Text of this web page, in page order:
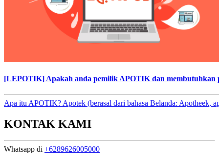
[LEPOTIK] Apakah anda pemilik APOTIK dan membutuhkan
Apa itu APOTIK? Apotek (berasal dari bahasa Belanda: Apotheek,
KONTAK KAMI
Whatsapp di +6289626005000